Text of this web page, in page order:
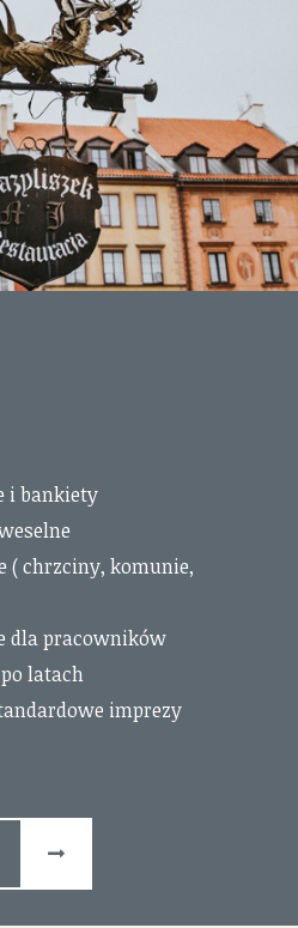
i bankiety
( chrzciny, komunie,
dla pracowników
latach
imprezy